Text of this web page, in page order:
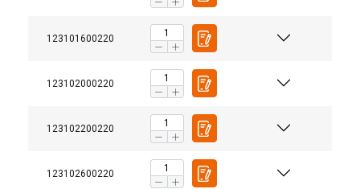
123101600220
123102000220
123102200220
123102600220
Egenskaber:
Mærkning: